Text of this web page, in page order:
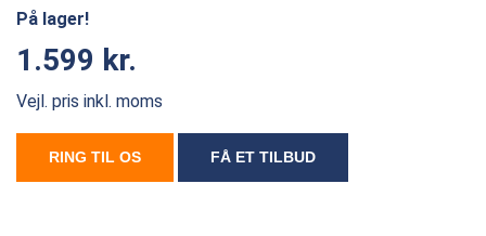
På lager!
1.599 kr.
Vejl. pris inkl. moms
RING TIL OS FÅ ET TILBUD